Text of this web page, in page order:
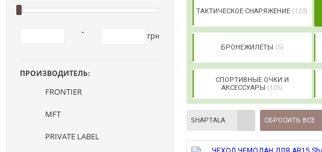
- грн
ПРОИЗВОДИТЕЛЬ:
FRONTIER
MFT
PRIVATE LABEL
ТАКТИЧЕСКОЕ СНАРЯЖЕНИЕ (123)
БРОНЕЖИЛЕТЫ (5)
СПОРТИВНЫЕ ОЧКИ И
АКСЕССУАРЫ (105)
SHAPTALA СБРОСИТЬ ВСЕ